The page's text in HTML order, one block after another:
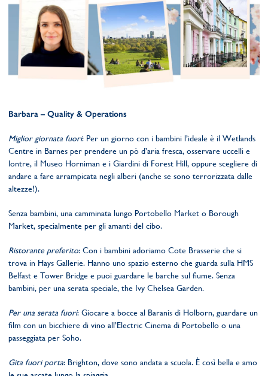
Barbara – Quality & Operations
Miglior giornata fuori: Per un giorno con i bambini l’ideale è il Wetlands
Centre in Barnes per prendere un pò d’aria fresca, osservare uccelli e
lontre, il Museo Horniman e i Giardini di Forest Hill, oppure scegliere di
andare a fare arrampicata negli alberi (anche se sono terrorizzata dalle
altezze!).
Senza bambini, una camminata lungo Portobello Market o Borough
Market, specialmente per gli amanti del cibo.
Ristorante preferito: Con i bambini adoriamo Cote Brasserie che si
trova in Hays Gallerie. Hanno uno spazio esterno che guarda sulla HMS
Belfast e Tower Bridge e puoi guardare le barche sul fiume. Senza
bambini, per una serata speciale, the Ivy Chelsea Garden.
Per una serata fuori: Giocare a bocce al Baranis di Holborn, guardare un
film con un bicchiere di vino all’Electric Cinema di Portobello o una
passeggiata per Soho.
Gita fuori porta: Brighton, dove sono andata a scuola. È così bella e amo